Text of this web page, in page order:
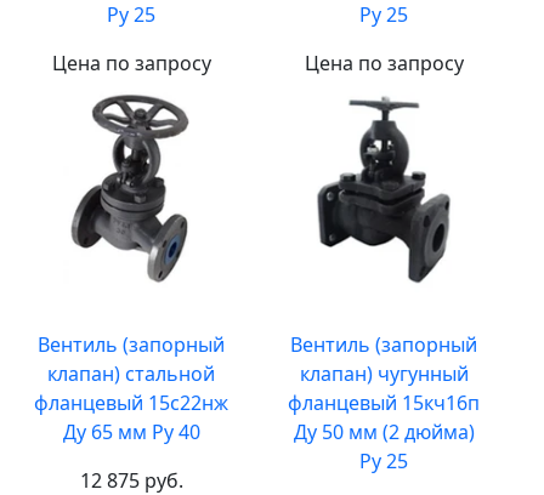
Ру 25
Цена по запросу
Ру 25
Цена по запросу
Вентиль (запорный
клапан) стальной
фланцевый 15с22нж
Ду 65 мм Ру 40
12 875 руб.
Вентиль (запорный
клапан) чугунный
фланцевый 15кч16п
Ду 50 мм (2 дюйма)
Ру 25